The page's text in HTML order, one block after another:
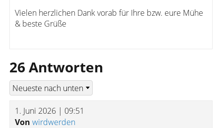
Vielen herzlichen Dank vorab für Ihre bzw. eure Mühe
& beste Grüße
26 Antworten
1. Juni 2026 | 09:51
Von wirdwerden